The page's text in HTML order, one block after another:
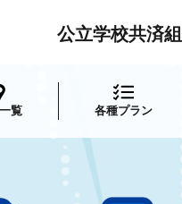
公立学校共済
覧 各種プラン